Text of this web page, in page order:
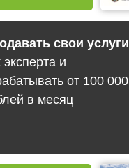
свои услуги
эксперта и
от 100 000
в месяц